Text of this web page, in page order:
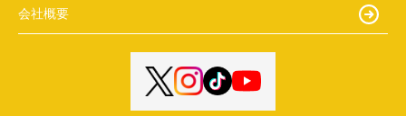
会社概要